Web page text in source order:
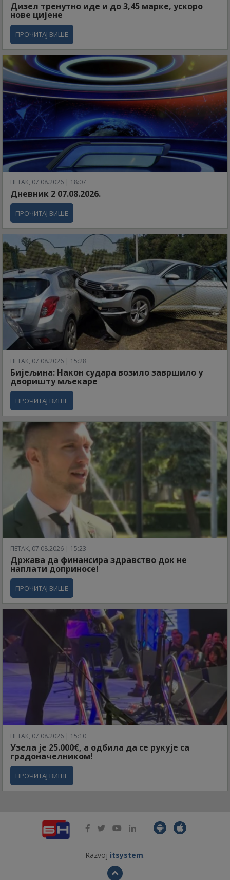
Дизел тренутно иде и до 3,45 марке, ускоро
нове цијене
ПРОЧИТАЈ ВИШЕ
ПЕТАК, 07.08.2026 | 18:07
Дневник 2 07.08.2026.
ПРОЧИТАЈ ВИШЕ
ПЕТАК, 07.08.2026 | 15:28
Бијељина: Након судара возило завршило у
дворишту мљекаре
ПРОЧИТАЈ ВИШЕ
ПЕТАК, 07.08.2026 | 15:23
Држава да финансира здравство док не
наплати доприносе!
ПРОЧИТАЈ ВИШЕ
ПЕТАК, 07.08.2026 | 15:10
Узела је 25.000€, а одбила да се рукује са
градоначелником!
ПРОЧИТАЈ ВИШЕ
Razvoj itsystem.